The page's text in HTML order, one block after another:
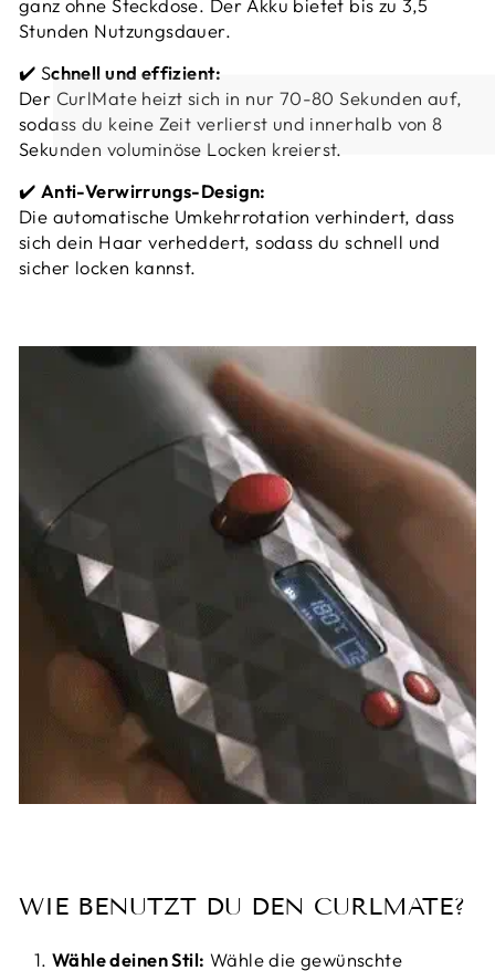
Stunden Nutzungsdauer.
✔️ Schnell und effizient:
Der CurlMate heizt sich in nur 70-80 Sekunden auf,
sodass du keine Zeit verlierst und innerhalb von 8
Sekunden voluminöse Locken kreierst.
✔️ Anti-Verwirrungs-Design:
Die automatische Umkehrrotation verhindert, dass
sich dein Haar verheddert, sodass du schnell und
sicher locken kannst.
WIE BENUTZT DU DEN CURLMATE?
Wähle deinen Stil: Wähle die gewünschte